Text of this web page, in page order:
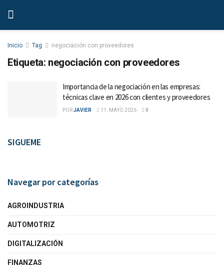
Inicio Tag negociación con proveedores
Etiqueta: negociación con proveedores
Importancia de la negociación en las empresas:
técnicas clave en 2026 con clientes y proveedores
PORJAVIER 11. MAYO 2026 0
SIGUEME
Navegar por categorías
AGROINDUSTRIA
AUTOMOTRIZ
DIGITALIZACIÓN
FINANZAS